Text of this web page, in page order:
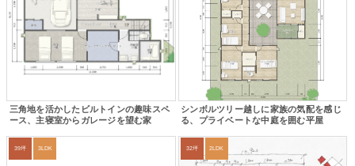
三角地を活かしたビルトインの趣味スペ
ース、主寝室からガレージを望む家
シンボルツリー越しに家族の気配を感じ
る、プライベートな中庭を囲む平屋
39坪 3LDK 32坪 2LDK